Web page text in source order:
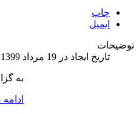
چاپ
ایمیل
توضیحات
تاریخ ایجاد در 19 مرداد 1399
به